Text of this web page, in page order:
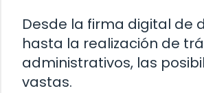
Desde la firma digital de
hasta la realización de
administrativos, las
vastas.